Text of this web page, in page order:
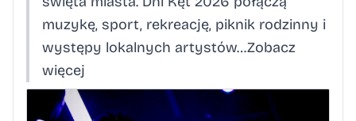
muzykę, sport, rekreację, piknik rodzinny i
występy lokalnych artystów…Zobacz
więcej